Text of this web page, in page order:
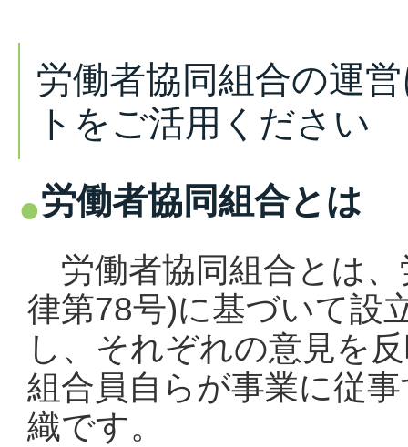
労働者協同組合の運
トをご活用ください
労働者協同組合とは
労働者協同組合とは、
律第78号)に基づいて設
し、それぞれの意見を
組合員自らが事業に従
織です。